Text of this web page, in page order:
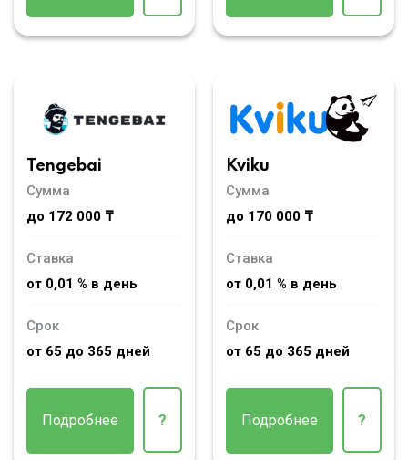
Tengebai
Сумма
до 172 000 ₸
Ставка
от 0,01 % в день
Срок
от 65 до 365 дней
Подробнее ?
Kviku
Сумма
до 170 000 ₸
Ставка
от 0,01 % в день
Срок
от 65 до 365 дней
Подробнее ?